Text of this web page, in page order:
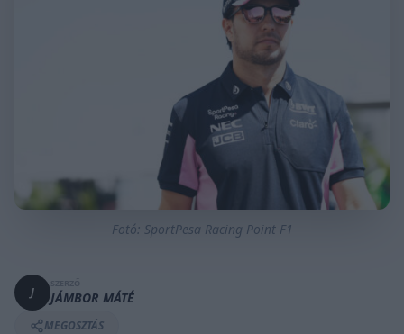
Fotó: SportPesa Racing Point F1
J JÁMBOR MÁTÉ
MEGOSZTÁS